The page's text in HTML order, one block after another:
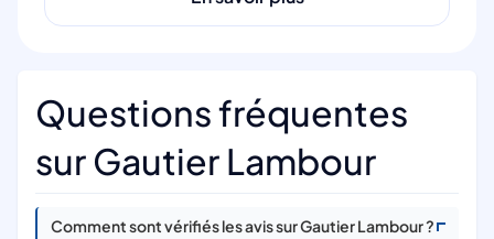
Questions fréquentes
sur Gautier Lambour
Comment sont vérifiés les avis sur Gautier Lambour ?